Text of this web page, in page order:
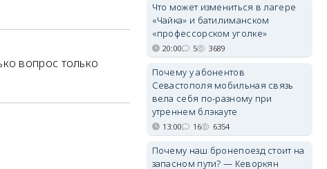
вопрос только
Что может измениться в лагере
«Чайка» и батилиманском
«профессорском уголке»
20:00 5 3689
Почему у абонентов
Севастополя мобильная связь
вела себя по-разному при
утреннем блэкауте
13:00 16 6354
Почему наш бронепоезд стоит на
запасном пути? — Кеворкян